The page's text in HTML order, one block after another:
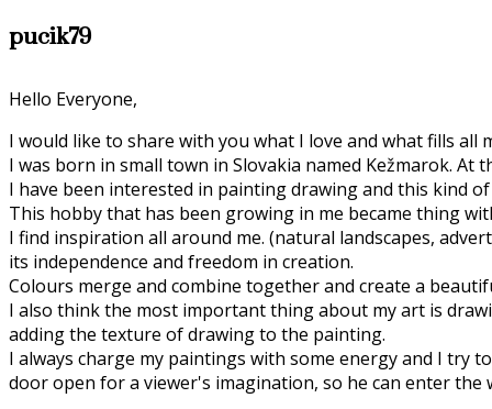
pucik79
Hello Everyone,
I would like to share with you what I love and what fills all
I was born in small town in Slovakia named Kežmarok.
I have been interested in painting drawing and this kind
This hobby that has been growing in me became thing
I find inspiration all around me. (natural landscapes,
its independence and freedom in creation.
Colours merge and combine together and create a
I also think the most important thing about my art is
adding the texture of drawing to the painting.
I always charge my paintings with some energy and I try
door open for a viewer's imagination, so he can enter